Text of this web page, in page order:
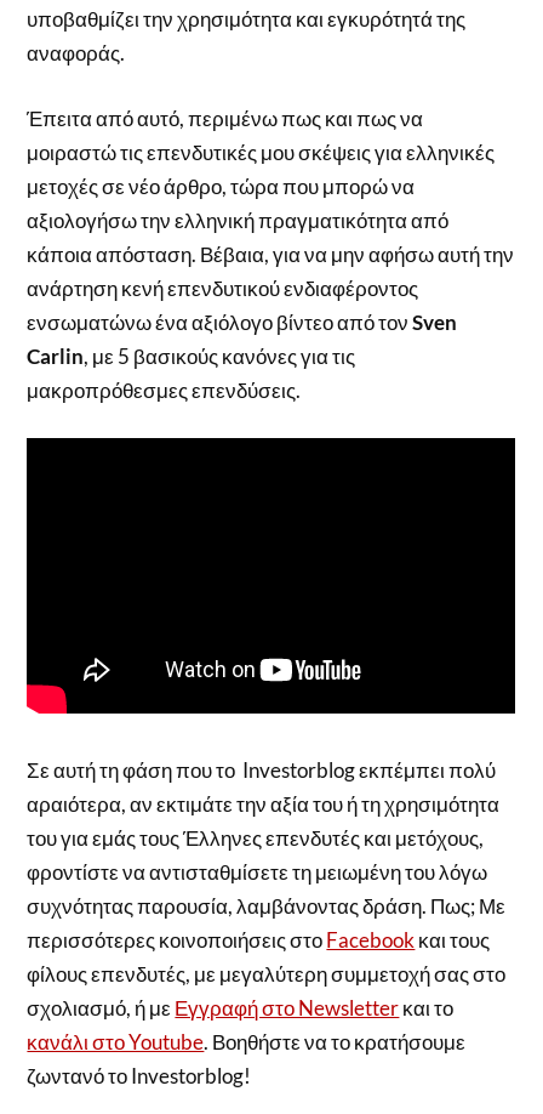
υποβαθμίζει την χρησιμότητα και εγκυρότητά της
αναφοράς.
Έπειτα από αυτό, περιμένω πως και πως να
μοιραστώ τις επενδυτικές μου σκέψεις για ελληνικές
μετοχές σε νέο άρθρο, τώρα που μπορώ να
αξιολογήσω την ελληνική πραγματικότητα από
κάποια απόσταση. Βέβαια, για να μην αφήσω αυτή την
ανάρτηση κενή επενδυτικού ενδιαφέροντος
ενσωματώνω ένα αξιόλογο βίντεο από τονSven
Carlin, με 5 βασικούς κανόνες για τις
μακροπρόθεσμες επενδύσεις.
Σε αυτή τη φάση που το Investorblog εκπέμπει πολύ
αραιότερα, αν εκτιμάτε την αξία του ή τη χρησιμότητα
του για εμάς τους Έλληνες επενδυτές και μετόχους,
φροντίστε να αντισταθμίσετε τη μειωμένη του λόγω
συχνότητας παρουσία, λαμβάνοντας δράση. Πως; Με
περισσότερες κοινοποιήσεις στοFacebookκαι τους
φίλους επενδυτές, με μεγαλύτερη συμμετοχή σας στο
σχολιασμό, ή με Εγγραφή στο Newsletterκαι το
κανάλι στο Youtube. Βοηθήστε να το κρατήσουμε
ζωντανό το Investorblog!